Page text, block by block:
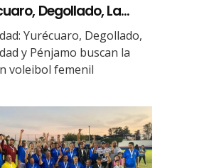
Degollado, La...
Yurécuaro, Degollado,
y Pénjamo buscan la
voleibol femenil